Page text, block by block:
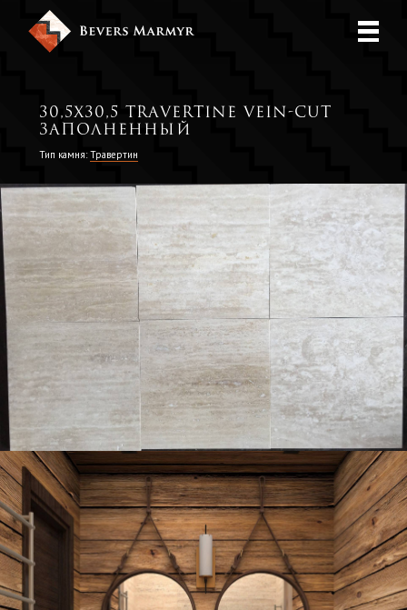
30,5x30,5 travertine vein-cut
заполненный
Тип камня:Травертин